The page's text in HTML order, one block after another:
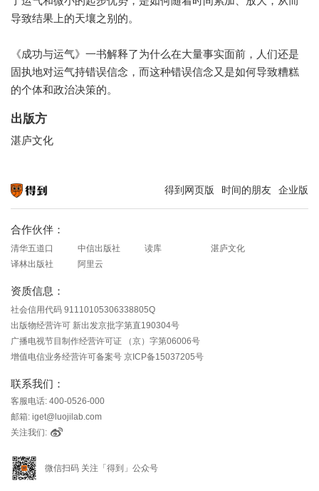
导致结果上的天壤之别的。
《成功与运气》一书解释了为什么在大量事实面前，人们还是
固执地对运气持错误信念，而这种错误信念又是如何导致糟糕
的个体和政治决策的。
出版方
湛庐文化
得到网页版 时间的朋友 企业版
合作伙伴：
清华五道口 中信出版社 读库
湛庐文化
译林出版社
阿里云
资质信息：
社会信用代码 91110105306338805Q
出版物经营许可 新出发京批字第直190304号
广播电视节目制作经营许可证 （京）字第06006号
增值电信业务经营许可备案号 京ICP备15037205号
联系我们：
客服电话: 400-0526-000
邮箱: iget@luojilab.com
关注我们:
微信扫码 关注「得到」公众号